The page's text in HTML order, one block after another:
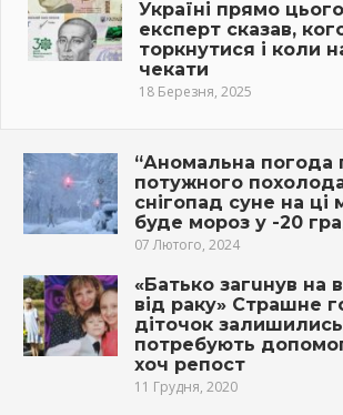
Україні прямо
експерт сказав,
торкнутися і коли
чекати
18 Березня, 2025
“Аномальна погода
потужного
снігопад суне на ці
буде мороз у -20
07 Лютого, 2024
«Батько загuнув на
від рaкy» Страшне
діточок
потребують
хоч репост
11 Грудня, 2020